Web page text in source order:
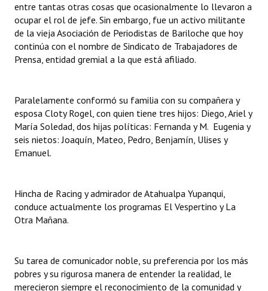
entre tantas otras cosas que ocasionalmente lo llevaron a
ocupar el rol de jefe. Sin embargo, fue un activo militante
de la vieja Asociación de Periodistas de Bariloche que hoy
continúa con el nombre de Sindicato de Trabajadores de
Prensa, entidad gremial a la que está afiliado.
Paralelamente conformó su familia con su compañera y
esposa Cloty Rogel, con quien tiene tres hijos: Diego, Ariel y
María Soledad, dos hijas políticas: Fernanda y M. Eugenia y
seis nietos: Joaquín, Mateo, Pedro, Benjamín, Ulises y
Emanuel.
Hincha de Racing y admirador de Atahualpa Yupanqui,
conduce actualmente los programas El Vespertino y La
Otra Mañana.
Su tarea de comunicador noble, su preferencia por los más
pobres y su rigurosa manera de entender la realidad, le
merecieron siempre el reconocimiento de la comunidad y